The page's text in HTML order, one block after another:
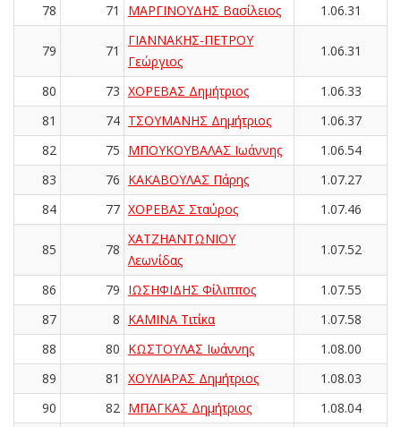
78
71 ΜΑΡΓΙΝΟΥΔΗΣ Βασίλειος 1.06.31
79 71
ΓΙΑΝΝΑΚΗΣ-ΠΕΤΡΟΥ
Γεώργιος
1.06.31
80 73 ΧΟΡΕΒΑΣ Δημήτριος
1.06.33
81
74 ΤΣΟΥΜΑΝΗΣ Δημήτριος
1.06.37
82
75 ΜΠΟΥΚΟΥΒΑΛΑΣ Ιωάννης
1.06.54
83
76 ΚΑΚΑΒΟΥΛΑΣ Πάρης
1.07.27
84
77 ΧΟΡΕΒΑΣ Σταύρος 1.07.46
85 78
ΧΑΤΖΗΑΝΤΩΝΙΟΥ
Λεωνίδας
1.07.52
86 79 ΙΩΣΗΦΙΔΗΣ Φίλιππος
1.07.55
87
8 ΚΑΜΙΝΑ Τιτίκα
1.07.58
88
80 ΚΩΣΤΟΥΛΑΣ Ιωάννης
1.08.00
89
81 ΧΟΥΛΙΑΡΑΣ Δημήτριος
1.08.03
90
82 ΜΠΑΓΚΑΣ Δημήτριος
1.08.04